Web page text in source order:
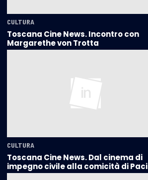
CULTURA
Toscana Cine News. Incontro con
Margarethe von Trotta
CULTURA
Toscana Cine News. Dal cinema di
impegno civile alla comicità di Paci